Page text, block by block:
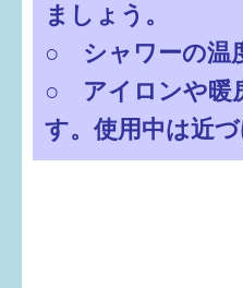
ましょう。
○ シャワーの温
○ アイロンや暖
す。使用中は近
福井市図書館オス
お出かけ情報
病気・けが 基本情